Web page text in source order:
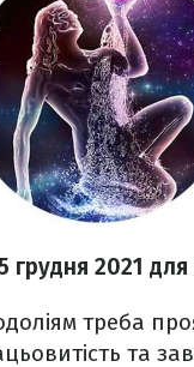
грудня 2021 для
треба
та